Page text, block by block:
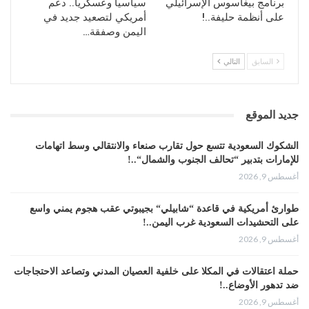
في ذلك إغلاق المدارس ، في وقت سابق من
هذا الشهر حتى 30 نوفمبر.
برنامج بيغاسوس الإسرائيلي
على أنظمة حليفة..!
سياسياً وعسكرياً.. دعم
أمريكي لتصعيد جديد في
اليمن وصفقة…
السابق التالي
جديد الموقع
الشكوك السعودية تتسع حول تقارب صنعاء والانتقالي وسط اتهامات
للإمارات بتدبير “تحالف الجنوب والشمال“..!
أغسطس 9, 2026
طوارئ أمريكية في قاعدة “شابيلي“ بجيبوتي عقب هجوم يمني واسع
على التحشيدات السعودية غرب اليمن..!
أغسطس 9, 2026
حملة اعتقالات في المكلا على خلفية العصيان المدني وتصاعد الاحتجاجات
ضد تدهور الأوضاع..!
أغسطس 9, 2026